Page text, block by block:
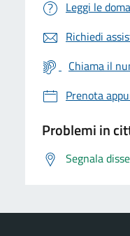
Leggi le
Richiedi
Chiama il
Prenota
Problemi in
Segnala